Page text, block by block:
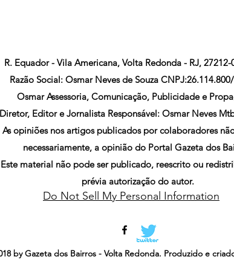
R. Equador - Vila Americana, Volta Redonda - RJ, 27212-
Razão Social: Osmar Neves de Souza
Osmar Assessoria, Comunicação, Publicidade e
Diretor, Editor e Jornalista Responsável: Osmar Neves
As opiniões nos artigos publicados por colaboradores
necessariamente, a opinião do Portal Gazeta dos
Este material não pode ser publicado, reescrito ou
prévia autorização do autor.
Do Not Sell My Personal Information
by Gazeta dos Bairros - Volta Redonda. Produzido e